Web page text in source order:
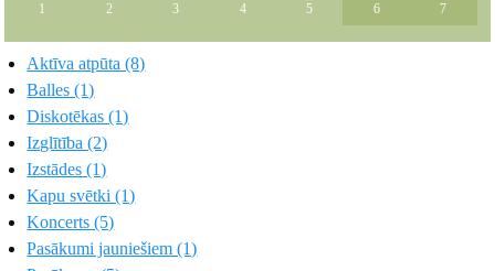
1 2 3 4 5 6 7
Aktīva atpūta (8)
Balles (1)
Diskotēkas (1)
Izglītība (2)
Izstādes (1)
Kapu svētki (1)
Koncerts (5)
Pasākumi jauniešiem (1)